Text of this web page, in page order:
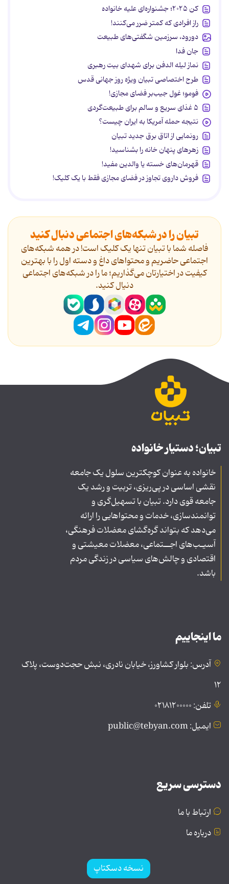
کن ۲۰۲۵؛ جشنواره‌ای علیه خانواده
راز افرادی که کمتر ضرر می‌کنند!
دورود، سرزمین شگفتی‌های طبیعت
جان فدا
نماز لیله الدفن برای شهدای بیت رهبری
طرح اختصاصی تبیان ویژه روز جهانی قدس
فومو؛ غول جیب‌بر فضای مجازی!
۵ غذای سریع و سالم برای طبیعت‌گردی
نتیجه حمله آمریکا به ایران چیست؟
رونمایی از اتاق برق جدید تبیان
زهرهای پنهان خانه را بشناسید!
قهرمان‌های خسته یا والدین مفید!
فروش داروی تجاوز در فضای مجازی فقط با یک کلیک!
تبیان را در شبکه‌های اجتماعی دنبال کنید
فاصله شما با تبیان تنها یک کلیک است! در همه شبکه‌های
اجتماعی حاضریم و محتواهای داغ و دسته اول را با بهترین
کیفیت در اختیارتان می‌گذاریم؛ ما را در شبکه‌های اجتماعی
دنیال کنید.
تبیان؛ دستیار خانواده
خانواده به عنوان کوچکترین سلول یک جامعه
نقشی اساسی در پی‌ریزی، تربیت و رشد یک
جامعه قوی دارد. تبیان با تسهیل‌گری و
توانمندسازی، خدمات و محتواهایی را ارائه
می‌دهد که بتواند گره‌گشای معضلات فرهنگی،
آسیـب‌های اجــتماعی، معضلات معیشتی و
اقتصادی و چالش‌های سیاسی در زندگی مردم
باشد.
ما اینجاییم
آدرس: بلوار کشاورز، خیابان نادری، نبش حجت‌دوست، پلاک
۱۲
تلفن: ۰۲۱۸۱۲۰۰۰۰۰
ایمیل: public@tebyan.com
دسترسی سریع
ارتباط با ما
درباره ما
نسخه دسکتاپ